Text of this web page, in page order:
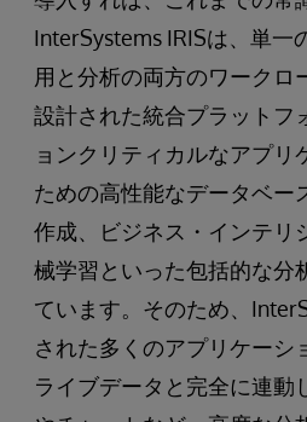
InterSystems IRISは、単一
用と分析の両方のワークロ
設計された統合プラットフ
ョンクリティカルなアプリ
ための高性能なデータベー
作成、ビジネス・インテリ
械学習といった包括的な分
ています。そのため、
された多くのアプリケーシ
ライブデータと完全に連動